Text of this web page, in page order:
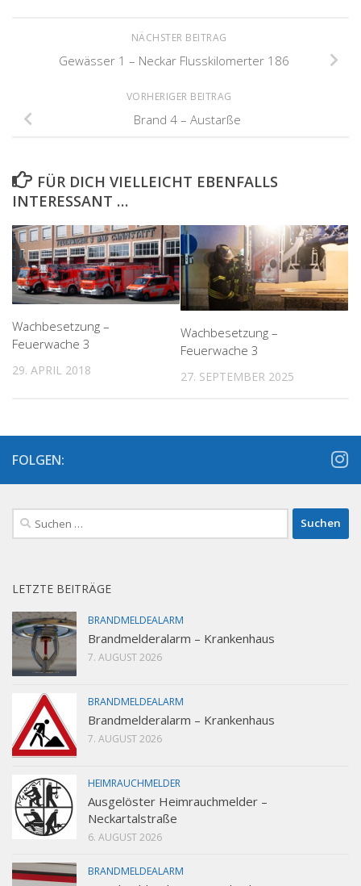
NÄCHSTER BEITRAG
Gewässer 1 – Neckar Flusskilomerter 186
VORHERIGER BEITRAG
Brand 4 – Austarße
FÜR DICH VIELLEICHT EBENFALLS
INTERESSANT …
Wachbesetzung –
Feuerwache 3
29. APRIL 2018
Wachbesetzung –
Feuerwache 3
27. SEPTEMBER 2025
FOLGEN:
Suchen
nach:
LETZTE BEITRÄGE
BRANDMELDEALARM
Brandmelderalarm – Krankenhaus
7. AUGUST 2026
BRANDMELDEALARM
Brandmelderalarm – Krankenhaus
7. AUGUST 2026
HEIMRAUCHMELDER
Ausgelöster Heimrauchmelder –
Neckartalstraße
6. AUGUST 2026
BRANDMELDEALARM